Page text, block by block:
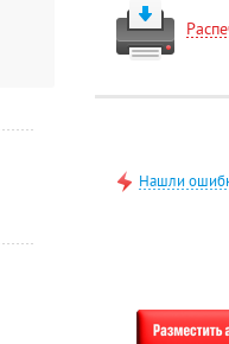
Нашли